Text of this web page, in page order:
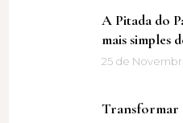
A Pitada do
mais simples
25 de
Transformar